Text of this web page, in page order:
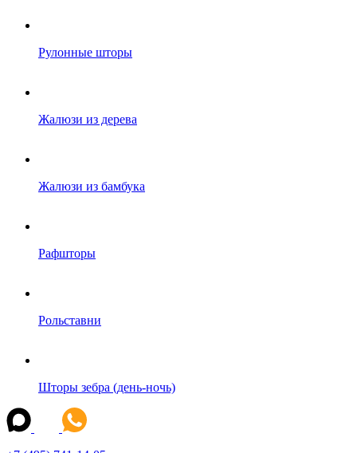
Рулонные шторы
Жалюзи из дерева
Жалюзи из бамбука
Рафшторы
Рольставни
Шторы зебра (день-ночь)